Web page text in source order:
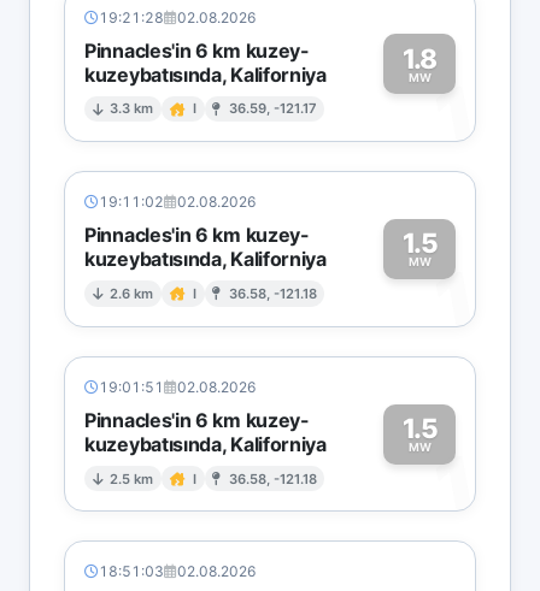
19:21:28 02.08.2026
Pinnacles'in 6 km kuzey-
kuzeybatısında, Kaliforniya
3.3 km I 36.59, -121.17
1.8
MW1
19:11:02 02.08.2026
Pinnacles'in 6 km kuzey-
kuzeybatısında, Kaliforniya
2.6 km I 36.58, -121.18
1.5
MW1
19:01:51 02.08.2026
Pinnacles'in 6 km kuzey-
kuzeybatısında, Kaliforniya
2.5 km I 36.58, -121.18
1.5
MW1
18:51:03 02.08.2026